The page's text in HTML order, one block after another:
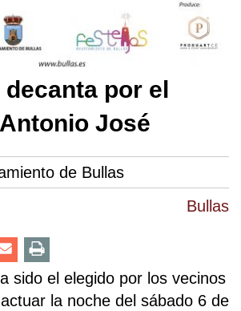
Bullas
por el
José
de Bullas
sido el elegido por los vecinos
la noche del sábado 6 de